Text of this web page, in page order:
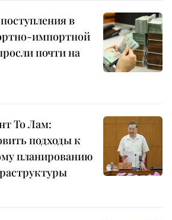
в
импортной
почти на
То Лам:
подходы к
планированию